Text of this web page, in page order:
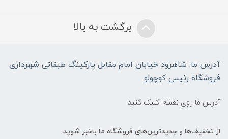
برگشت به بالا
آدرس ما: شاهرود خیابان امام مقابل پارکینگ طبقاتی شهرداری
فروشگاه رئیس کوچولو
آدرس ما روی نقشه: کلیک کنید
از تخفیف‌ها و جدیدترین‌های فروشگاه ما باخبر شوید: